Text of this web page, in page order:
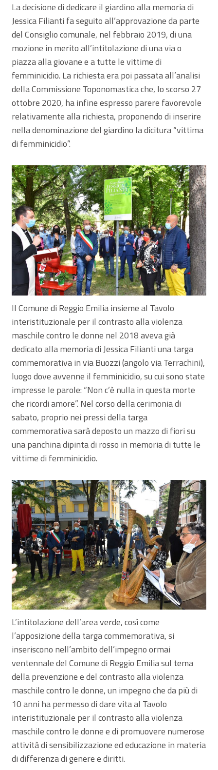
La decisione di dedicare il giardino alla memoria di
Jessica Filianti fa seguito all’approvazione da parte
del Consiglio comunale, nel febbraio 2019, di una
mozione in merito all’intitolazione di una via o
piazza alla giovane e a tutte le vittime di
femminicidio. La richiesta era poi passata all’analisi
della Commissione Toponomastica che, lo scorso 27
ottobre 2020, ha infine espresso parere favorevole
relativamente alla richiesta, proponendo di inserire
nella denominazione del giardino la dicitura “vittima
di femminicidio”.
Il Comune di Reggio Emilia insieme al Tavolo
interistituzionale per il contrasto alla violenza
maschile contro le donne nel 2018 aveva già
dedicato alla memoria di Jessica Filianti una targa
commemorativa in via Buozzi (angolo via Terrachini),
luogo dove avvenne il femminicidio, su cui sono state
impresse le parole: “Non c’è nulla in questa morte
che ricordi amore”. Nel corso della cerimonia di
sabato, proprio nei pressi della targa
commemorativa sarà deposto un mazzo di fiori su
una panchina dipinta di rosso in memoria di tutte le
vittime di femminicidio.
L’intitolazione dell’area verde, così come
l’apposizione della targa commemorativa, si
inseriscono nell’ambito dell’impegno ormai
ventennale del Comune di Reggio Emilia sul tema
della prevenzione e del contrasto alla violenza
maschile contro le donne, un impegno che da più di
10 anni ha permesso di dare vita al Tavolo
interistituzionale per il contrasto alla violenza
maschile contro le donne e di promuovere numerose
attività di sensibilizzazione ed educazione in materia
di differenza di genere e diritti.